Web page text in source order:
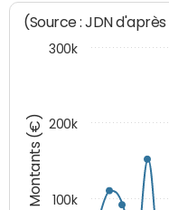
Montants (€)
(Source : JDN
100k
200k
300k